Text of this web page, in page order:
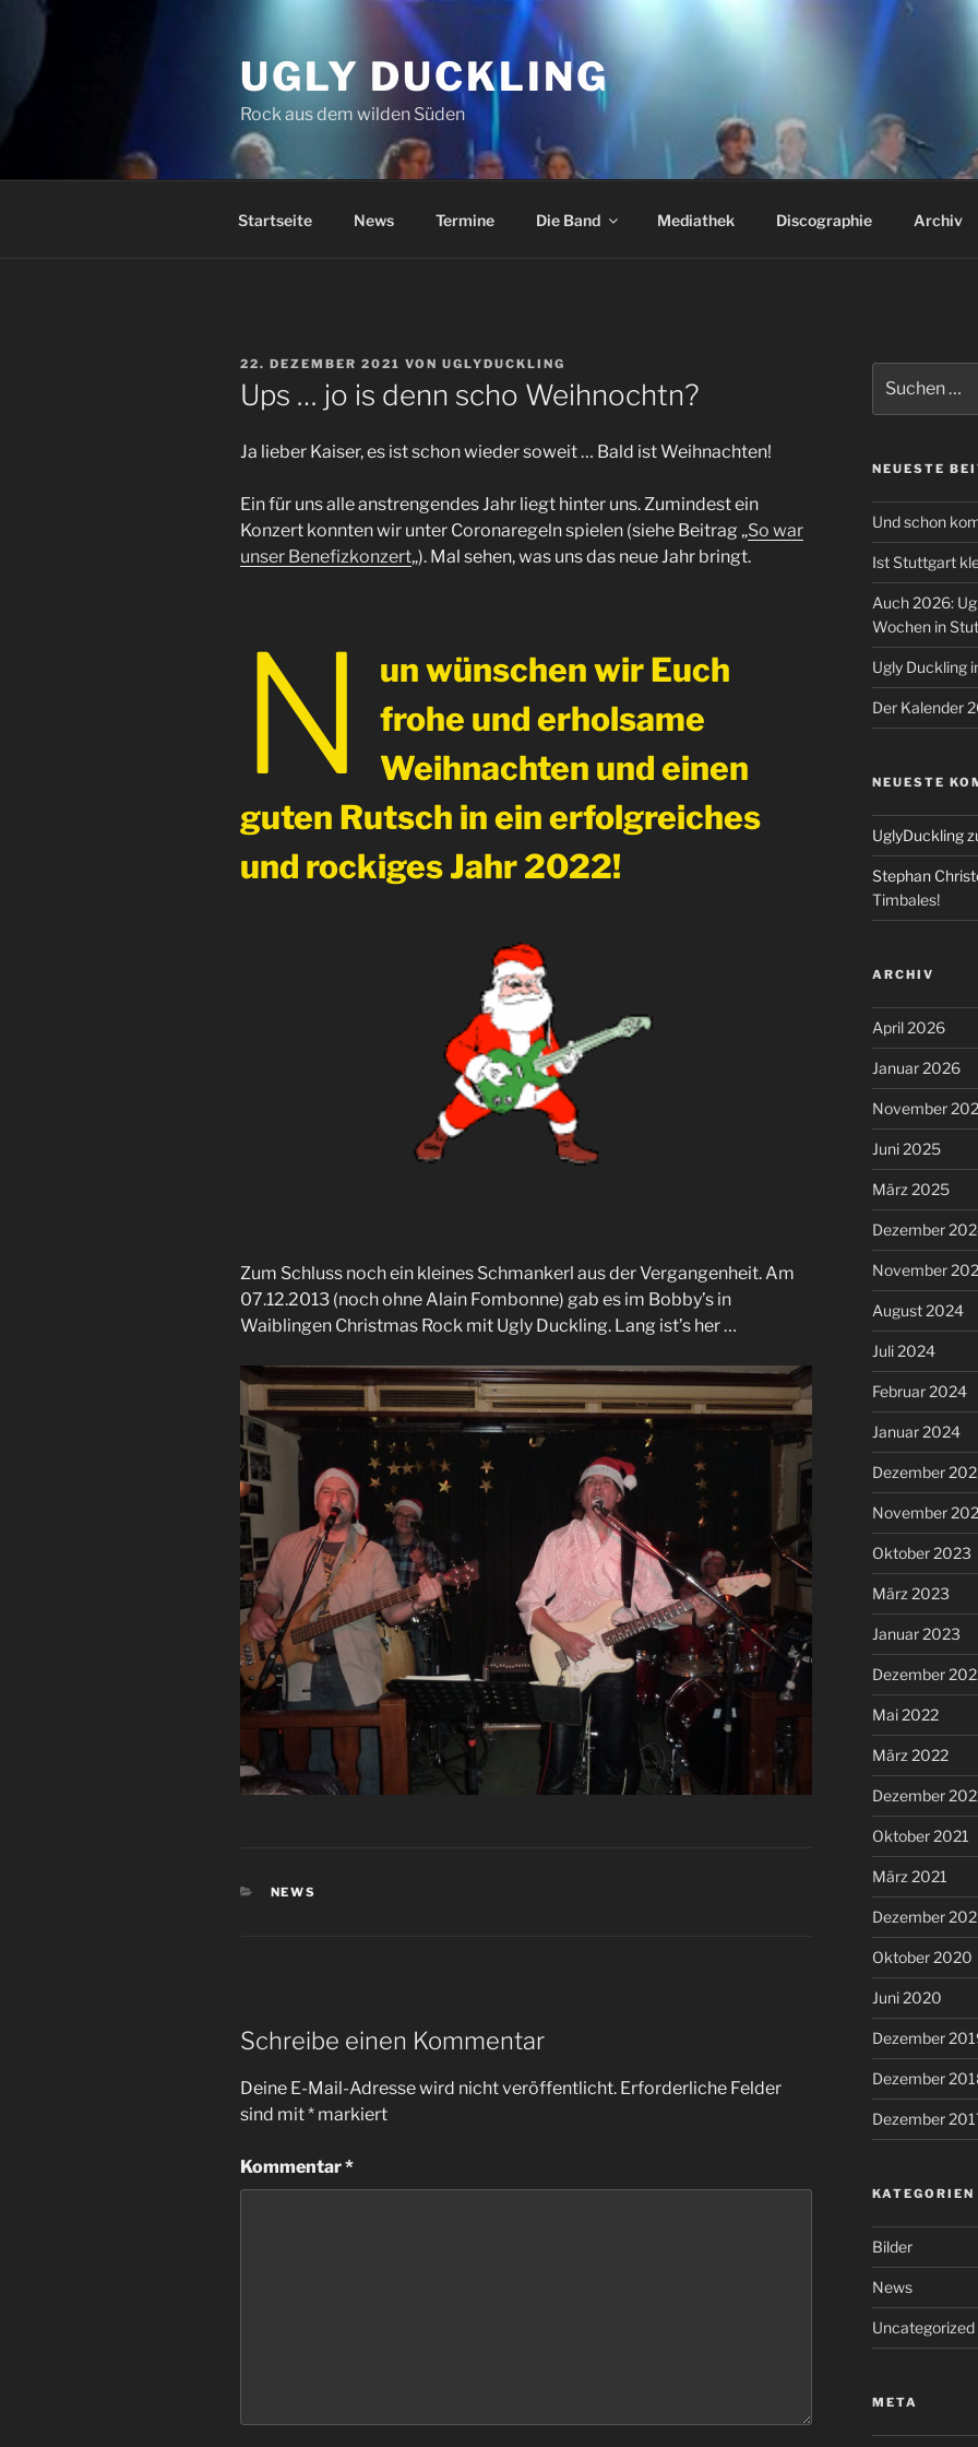
springen
UGLY DUCKLING
Rock aus dem wilden Süden
Startseite News Termine Die Band Mediathek Discographie Archiv
VERÖFFENTLICHT
AM
22. DEZEMBER 2021 VON UGLYDUCKLING
Ups … jo is denn scho Weihnochtn?
Ja lieber Kaiser, es ist schon wieder soweit … Bald ist Weihnachten!
Ein für uns alle anstrengendes Jahr liegt hinter uns. Zumindest ein
Konzert konnten wir unter Coronaregeln spielen (siehe Beitrag „So war
unser Benefizkonzert„). Mal sehen, was uns das neue Jahr bringt.
N
un wünschen wir Euch
frohe und erholsame
Weihnachten und einen
guten Rutsch in ein erfolgreiches
und rockiges Jahr 2022!
Zum Schluss noch ein kleines Schmankerl aus der Vergangenheit. Am
07.12.2013 (noch ohne Alain Fombonne) gab es im Bobby’s in
Waiblingen Christmas Rock mit Ugly Duckling. Lang ist’s her …
KATEGORIEN
NEWS
Schreibe einen Kommentar
Deine E-Mail-Adresse wird nicht veröffentlicht. Erforderliche Felder
sind mit* markiert
Kommentar*
nach:
NEUESTE
Und schon
Ist Stuttgart
Auch 2026:
Wochen in
Ugly Duckling
Der Kalender
NEUESTE
UglyDuckling
Stephan
Timbales!
ARCHIV
April 2026
Januar 2026
November
Juni 2025
März 2025
Dezember
November
August 2024
Juli 2024
Februar 2024
Januar 2024
Dezember
November
Oktober 2023
März 2023
Januar 2023
Dezember
Mai 2022
März 2022
Dezember
Oktober 2021
März 2021
Dezember
Oktober 2020
Juni 2020
Dezember
Dezember
Dezember
KATEGORIEN
Bilder
News
Uncategorized
META